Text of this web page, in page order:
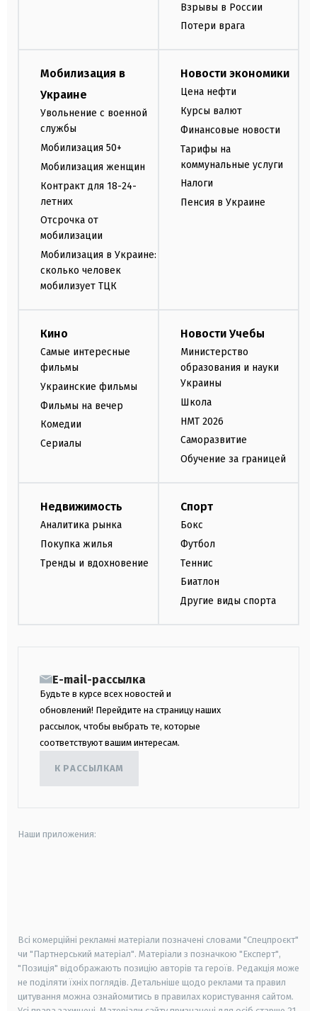
Взрывы в России
Потери врага
Мобилизация в
Украине
Увольнение с военной
службы
Мобилизация 50+
Мобилизация женщин
Контракт для 18-24-
летних
Отсрочка от
мобилизации
Мобилизация в Украине:
сколько человек
мобилизует ТЦК
Новости экономики
Цена нефти
Курсы валют
Финансовые новости
Тарифы на
коммунальные услуги
Налоги
Пенсия в Украине
Кино
Самые интересные
фильмы
Украинские фильмы
Фильмы на вечер
Комедии
Сериалы
Новости Учебы
Министерство
образования и науки
Украины
Школа
НМТ 2026
Саморазвитие
Обучение за границей
Недвижимость
Аналитика рынка
Покупка жилья
Тренды и вдохновение
Спорт
Бокс
Футбол
Теннис
Биатлон
Другие виды спорта
E-mail-рассылка
Будьте в курсе всех новостей и
обновлений! Перейдите на страницу наших
рассылок, чтобы выбрать те, которые
соответствуют вашим интересам.
К РАССЫЛКАМ
Наши приложения:
Всі комерційні рекламні матеріали позначені словами "Спецпроєкт"
чи "Партнерський матеріал". Матеріали з позначкою "Експерт",
"Позиція" відображають позицію авторів та героїв. Редакція може
не поділяти їхніх поглядів. Детальніше щодо реклами та правил
цитування можна ознайомитись в правилах користування сайтом.